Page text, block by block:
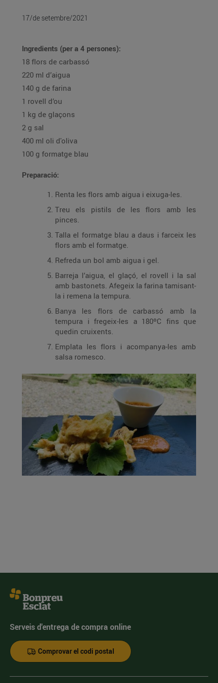
17/de setembre/2021
Ingredients (per a 4 persones):
18 flors de carbassó
220 ml d’aigua
140 g de farina
1 rovell d’ou
1 kg de glaçons
2 g sal
400 ml oli d'oliva
100 g formatge blau
Preparació:
Renta les flors amb aigua i eixuga-les.
Treu els pistils de les flors amb les
pinces.
Talla el formatge blau a daus i farceix les
flors amb el formatge.
Refreda un bol amb aigua i gel.
Barreja l’aigua, el glaçó, el rovell i la sal
amb bastonets. Afegeix la farina tamisant-
la i remena la tempura.
Banya les flors de carbassó amb la
tempura i fregeix-les a 180ºC fins que
quedin cruixents.
Emplata les flors i acompanya-les amb
salsa romesco.
Serveis d'entrega de compra online
Comprovar el codi postal